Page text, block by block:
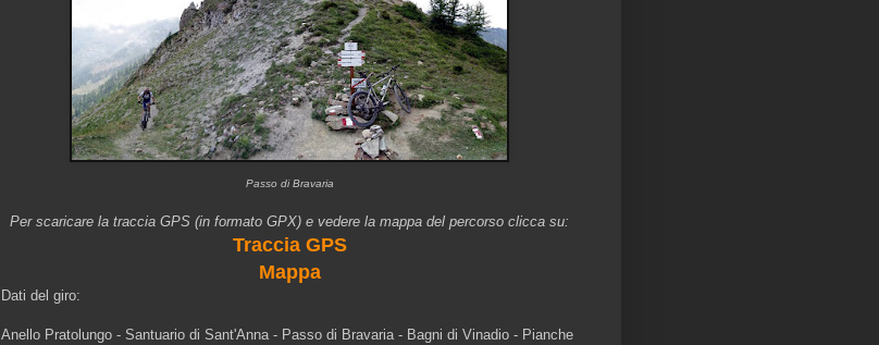
Passo di Bravaria
Per scaricare la traccia GPS (in formato GPX) e vedere la mappa del percorso clicca su:
Traccia GPS
Mappa
Dati del giro:
Anello Pratolungo - Santuario di Sant'Anna - Passo di Bravaria - Bagni di Vinadio - Pianche